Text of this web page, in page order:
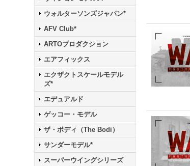
ウォルターソンズジャパン*
AFV Club*
ARTOプロダクション
エアフィックス
エクザクトスケールモデル
ズ*
エデュアルド
ゲッコー・モデル
ザ・ボディ（The Bodi）
サンダーモデル*
スーパーウイングシリーズ